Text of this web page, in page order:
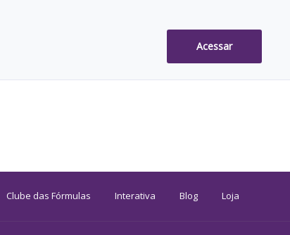
Acessar
Clube das Fórmulas Interativa Blog Loja